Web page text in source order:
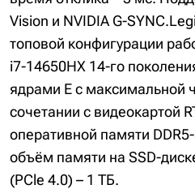
Vision и NVIDIA G-
топовой конфигурации
i7-14650HX 14-го
ядрами E с максимальной
сочетании с видеокартой
оперативной памяти
объём памяти на SSD-
(PCle 4.0) – 1 ТБ.